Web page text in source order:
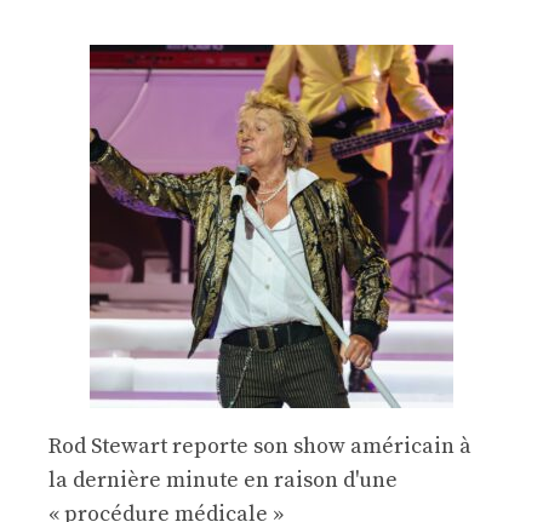
Rod Stewart reporte son show américain à
la dernière minute en raison d'une
« procédure médicale »